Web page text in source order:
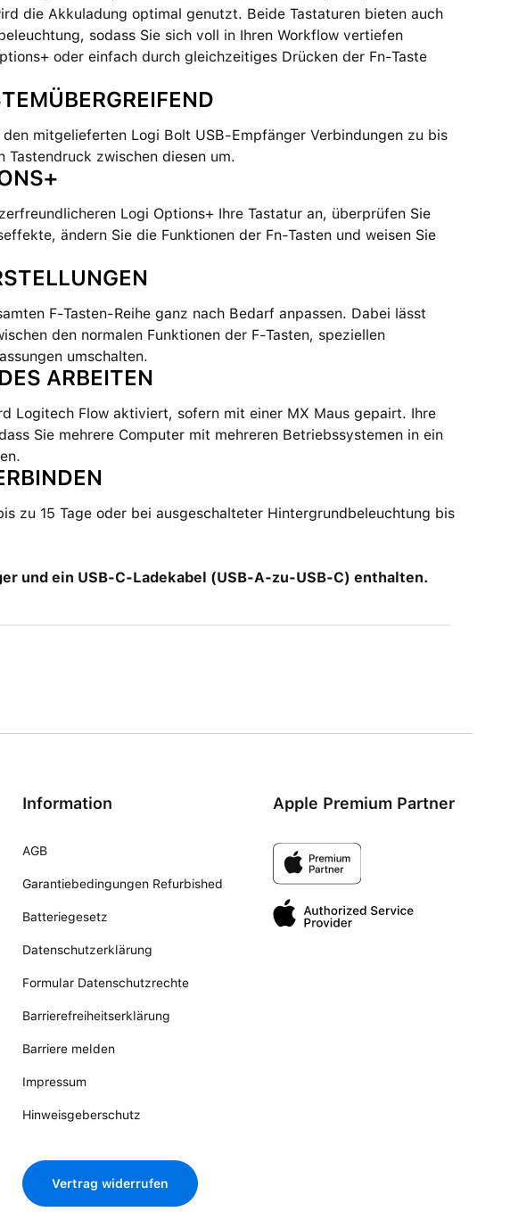
die Akkuladung optimal genutzt. Beide Tastaturen bieten auch
sodass Sie sich voll in Ihren Workflow vertiefen
oder einfach durch gleichzeitiges Drücken der Fn-Taste
mitgelieferten Logi Bolt USB-Empfänger Verbindungen zu bis
Tastendruck zwischen diesen um.
Logi Options+ Ihre Tastatur an, überprüfen Sie
ändern Sie die Funktionen der Fn-Tasten und weisen Sie
F-Tasten-Reihe ganz nach Bedarf anpassen. Dabei lässt
den normalen Funktionen der F-Tasten, speziellen
umschalten.
ARBEITEN
Logitech Flow aktiviert, sofern mit einer MX Maus gepairt. Ihre
Sie mehrere Computer mit mehreren Betriebssystemen in ein
zu 15 Tage oder bei ausgeschalteter Hintergrundbeleuchtung bis
und ein USB-C-Ladekabel (USB-A-zu-USB-C) enthalten.
Information
AGB
Garantiebedingungen Refurbished
Batteriegesetz
Datenschutzerklärung
Formular Datenschutzrechte
Barrierefreiheitserklärung
Barriere melden
Impressum
Hinweisgeberschutz
Vertrag widerrufen
Apple Premium Partner